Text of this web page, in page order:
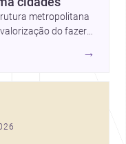
metropolitana
do fazer
casa elevada da
profissionais que
→